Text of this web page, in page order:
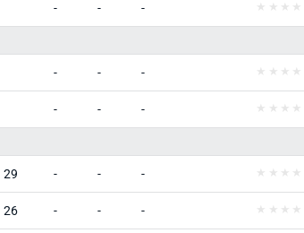
- - -
- - -
- - -
29 - - -
26 - - -